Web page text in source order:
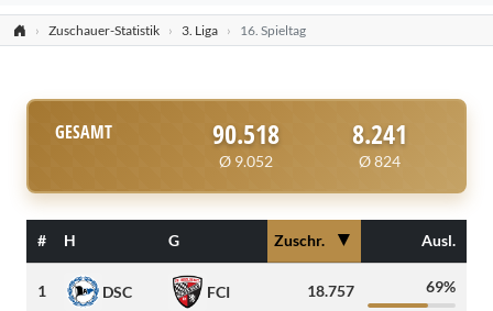
Zuschauer-Statistik 3. Liga 16. Spieltag
GESAMT 90.518
Ø 9.052
8.241
Ø 824
# H G Zuschr. ▼ Ausl.
1 DSC FCI 18.757 69%